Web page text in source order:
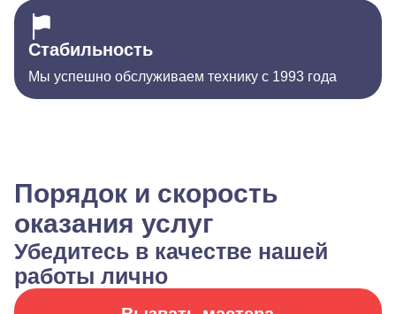
Стабильность
Мы успешно обслуживаем технику с 1993 года
Порядок и скорость
оказания услуг
Убедитесь в качестве нашей
работы лично